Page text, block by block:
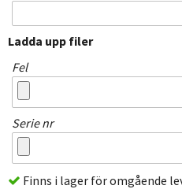
Ladda upp filer
Fel
Serie nr
Finns i lager för omgående